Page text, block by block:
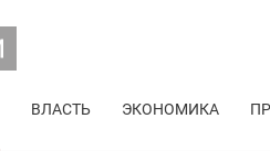
ВЛАСТЬ ЭКОНОМИКА